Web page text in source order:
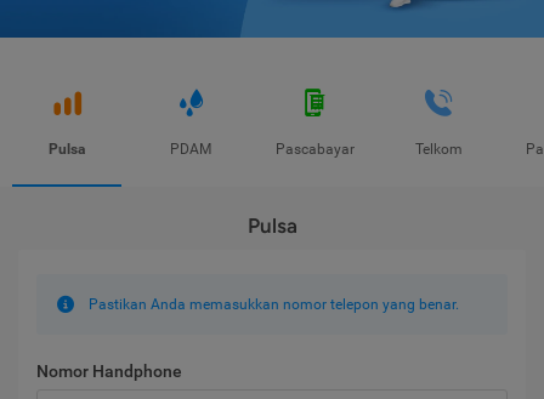
Pulsa PDAM Pascabayar Telkom
Pulsa
Pastikan Anda memasukkan nomor telepon yang benar.
Nomor Handphone